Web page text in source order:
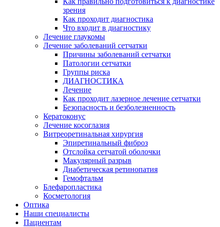
зрения
Как проходит диагностика
Что входит в диагностику
Лечение глаукомы
Лечение заболеваний сетчатки
Причины заболеваний сетчатки
Патологии сетчатки
Группы риска
ДИАГНОСТИКА
Лечение
Как проходит лазерное лечение сетчатки
Безопасность и безболезненность
Кератоконус
Лечение косоглазия
Витреоретинальная хирургия
Эпиретинальный фиброз
Отслойка сетчатой оболочки
Макулярный разрыв
Диабетическая ретинопатия
Гемофтальм
Блефаропластика
Косметология
Оптика
Наши специалисты
Пациентам